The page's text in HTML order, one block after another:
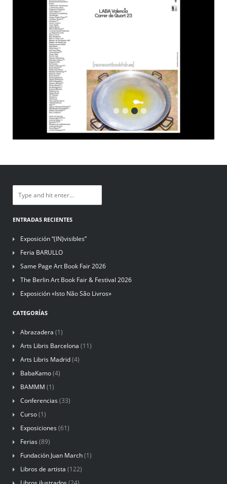
ENTRADAS RECIENTES
Exposición “(IN)visibles”
Feria BARULLO
Same Page Art Book Fair 2026
The Berlin Art Book Fair & Festival 2026
Exposición «Isto Não São Livros»
CATEGORÍAS
Abrazadera (1)
Arts Libris Barcelona (11)
Arts Libris Madrid(4)
BabaKamo(4)
BAMMM (1)
Conferencias (33)
Curso(1)
Exposiciones (61)
Ferias (89)
Fundación Juan March(1)
Libros de artista (122)